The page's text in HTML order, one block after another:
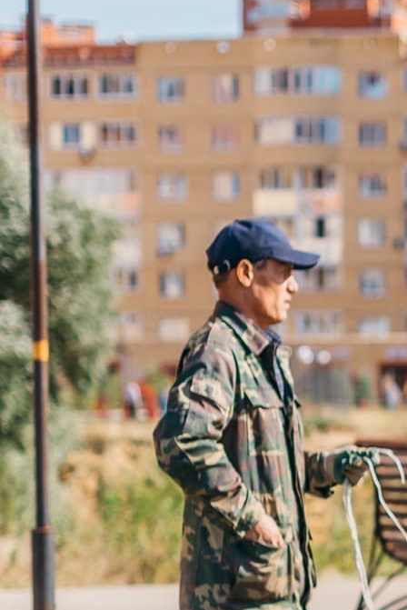
Финансовое управление
Образование
ЖКХ и благоустройство
Безопасность
Здравоохранение
Социальная политика
Транспортное обслуживание
Технологические схемы
Потребительский рынок
Физическая культура и спорт
Культура
Молодежная политика
Комиссия по делам несовершеннолетних
и защите их прав
Оценка регулирующего воздействия
Градостроительная деятельность
Дорожная деятельность
Архивное дело
Муниципальные учреждения
Контакты
СОВЕТ ДЕПУТАТОВ
Структура
Депутаты
О Совете депутатов
Комиссии
Кадровое обеспечение
Приемная
Интернет-приемная
Регламент
Охрана труда
ДОКУМЕНТЫ
Документы по мерам предотвращения
распространения новой коронавирусной